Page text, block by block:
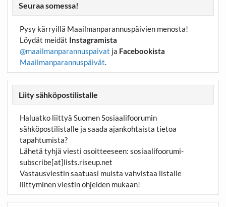
Seuraa somessa!
Pysy kärryillä Maailmanparannuspäivien menosta!
Löydät meidät Instagramista
@maailmanparannuspaivat ja Facebookista
Maailmanparannuspäivät.
Liity sähköpostilistalle
Haluatko liittyä Suomen Sosiaalifoorumin
sähköpostilistalle ja saada ajankohtaista tietoa
tapahtumista?
Lähetä tyhjä viesti osoitteeseen: sosiaalifoorumi-
subscribe[at]lists.riseup.net
Vastausviestin saatuasi muista vahvistaa listalle
liittyminen viestin ohjeiden mukaan!